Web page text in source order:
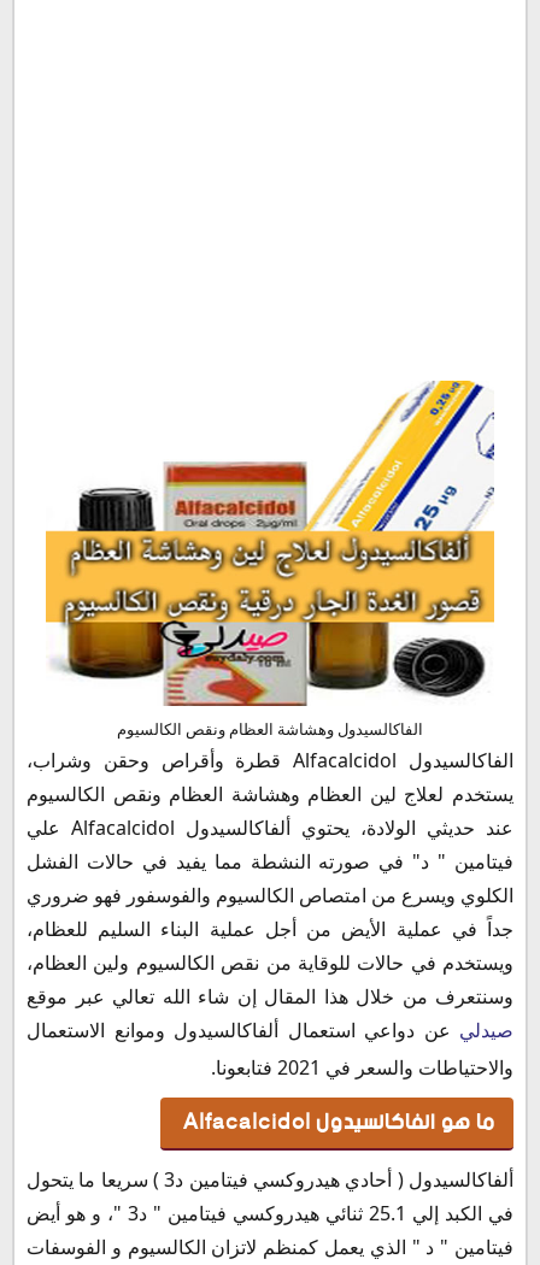
ما هو الفاكالسيدول Alfacalcidol
مكونات الفاكالسيدول Alfacalcidol
ألفاكالسيدول نقط Alfacalcidol Drops
الفاكالسيدول كبسولات Alfacalcidol Tap
الفاكالسيدول شراب Alfacalcidol Syrup
الفاكالسيدول حقن Alfacalcidol Amp
دواعي استعمال الفاكالسيدول Alfacalcidol
موانع استعمال الفاكالسيدول Alfacalcidol
احتياطات وتحذيرات استعمال الفاكالسيدول Alfacalcidol
هل الفاكالسيدول خطر
الأعراض الجانبية لدواء الفاكالسيدول Alfacalcidol
الفاكالسيدول للتسنين
ألفاكالسيدول Alfacalcidol وتقوس الساقين
الفاكالسيدول وعلاج تقوس الساقين والوقاية منه
أضرار الفاكالسيدول Alfacalcidol للأطفال
ألفاكالسيدول Alfacalcidol ومرضي القلب
التداخلات الدوائية مع الفاكالسيدول Alfacalcidol
الفرق بين ألفاكالسيدول وفيدروب
بدائل ألفاكالسيدول
جرعة وطريقة الاستعمال لدواء ألفاكالسيدول
جرعة الفاكالسيدول للرضع
الفاكالسيدول والحمل
ألفاكالسيدول والرضاعة
سعر الفاكالسيدول في السعودية
سعر ألفاكالسيدول في لبنان
حفظ وتخزين الفاكالسيدول
الفاكالسيدول وهشاشة العظام ونقص الكالسيوم
الفاكالسيدول Alfacalcidol قطرة وأقراص وحقن وشراب،
يستخدم لعلاج لين العظام وهشاشة العظام ونقص الكالسيوم
عند حديثي الولادة، يحتوي ألفاكالسيدول Alfacalcidol علي
فيتامين " د" في صورته النشطة مما يفيد في حالات الفشل
الكلوي ويسرع من امتصاص الكالسيوم والفوسفور فهو ضروري
جداً في عملية الأيض من أجل عملية البناء السليم للعظام،
ويستخدم في حالات للوقاية من نقص الكالسيوم ولين العظام،
وسنتعرف من خلال هذا المقال إن شاء الله تعالي عبر موقع
صيدلي عن دواعي استعمال ألفاكالسيدول وموانع الاستعمال
والاحتياطات والسعر في 2021 فتابعونا.
ما هو الفاكالسيدولAlfacalcidol
ألفاكالسيدول ( أحادي هيدروكسي فيتامين د3 ) سريعا ما يتحول
في الكبد إلي 25.1 ثنائي هيدروكسي فيتامين " د3 "، و هو أيض
فيتامين " د " الذي يعمل كمنظم لاتزان الكالسيوم و الفوسفات